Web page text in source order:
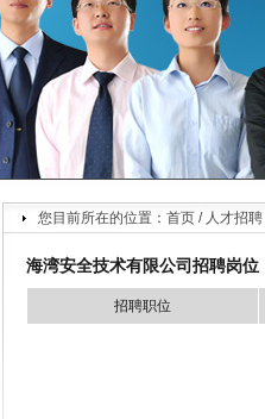
您目前所在的位置： 首页 / 人才招聘
海湾安全技术有限公司招聘岗位
招聘职位